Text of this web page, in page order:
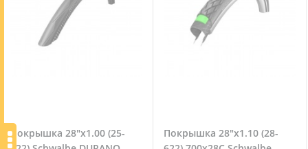
Покрышка 28"x1.00 (25-
Покрышка 28"x1.10 (28-